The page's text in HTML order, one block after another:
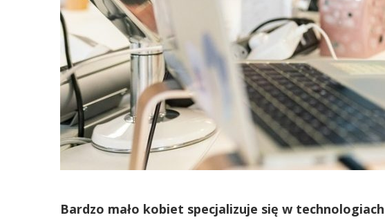
Bardzo mało kobiet specjalizuje się w